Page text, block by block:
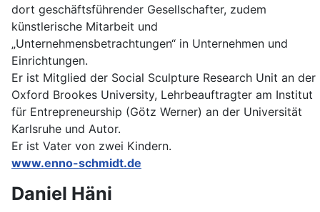
dort geschäftsführender Gesellschafter, zudem
künstlerische Mitarbeit und
„Unternehmensbetrachtungen“ in Unternehmen und
Einrichtungen.
Er ist Mitglied der Social Sculpture Research Unit an der
Oxford Brookes University, Lehrbeauftragter am Institut
für Entrepreneurship (Götz Werner) an der Universität
Karlsruhe und Autor.
Er ist Vater von zwei Kindern.
www.enno-schmidt.de
Daniel Häni